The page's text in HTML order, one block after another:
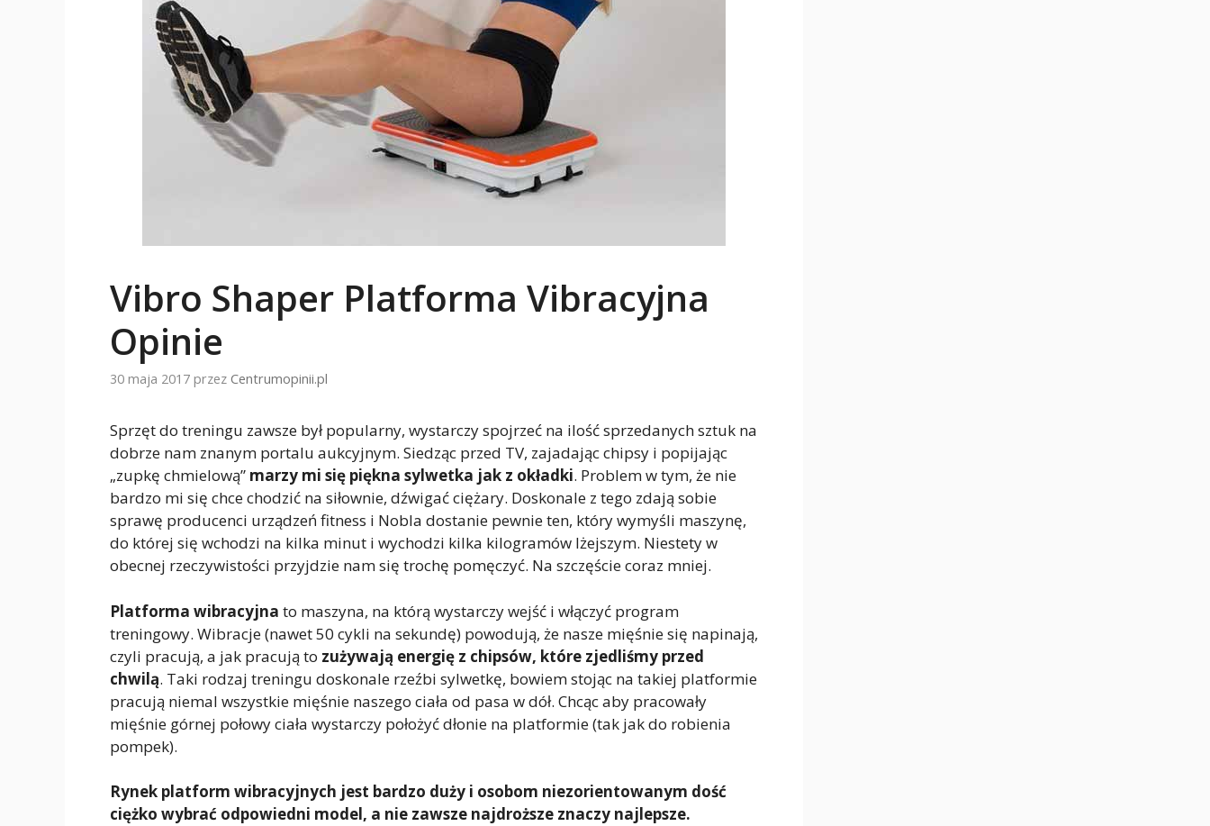
Vibro Shaper Platforma Vibracyjna
Opinie
30 maja 2017 przez Centrumopinii.pl
Sprzęt do treningu zawsze był popularny, wystarczy spojrzeć na ilość sprzedanych sztuk na
dobrze nam znanym portalu aukcyjnym. Siedząc przed TV, zajadając chipsy i popijając
„zupkę chmielową” marzy mi się piękna sylwetka jak z okładki. Problem w tym, że nie
bardzo mi się chce chodzić na siłownie, dźwigać ciężary. Doskonale z tego zdają sobie
sprawę producenci urządzeń fitness i Nobla dostanie pewnie ten, który wymyśli maszynę,
do której się wchodzi na kilka minut i wychodzi kilka kilogramów lżejszym. Niestety w
obecnej rzeczywistości przyjdzie nam się trochę pomęczyć. Na szczęście coraz mniej.
Platforma wibracyjna to maszyna, na którą wystarczy wejść i włączyć program
treningowy. Wibracje (nawet 50 cykli na sekundę) powodują, że nasze mięśnie się napinają,
czyli pracują, a jak pracują to zużywają energię z chipsów, które zjedliśmy przed
chwilą. Taki rodzaj treningu doskonale rzeźbi sylwetkę, bowiem stojąc na takiej platformie
pracują niemal wszystkie mięśnie naszego ciała od pasa w dół. Chcąc aby pracowały
mięśnie górnej połowy ciała wystarczy położyć dłonie na platformie (tak jak do robienia
pompek).
Rynek platform wibracyjnych jest bardzo duży i osobom niezorientowanym dość
ciężko wybrać odpowiedni model, a nie zawsze najdroższe znaczy najlepsze.